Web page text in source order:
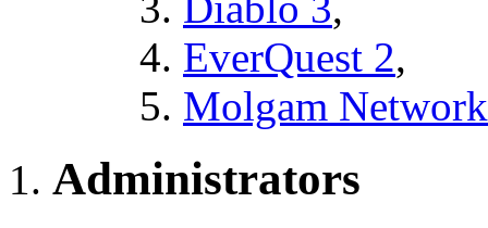
EverQuest 2,
Molgam Network
Administrators